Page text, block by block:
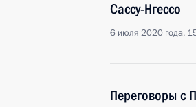
Сассу-Нгессо
6 июля 2020 года,
Переговоры с